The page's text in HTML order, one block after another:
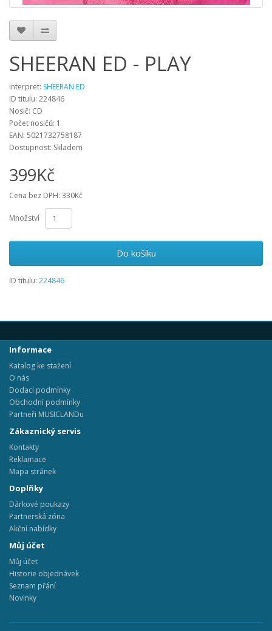
SHEERAN ED - PLAY
Interpret: SHEERAN ED
ID titulu: 224846
Nosič: CD
Počet nosičů: 1
EAN: 5021732758187
Dostupnost: Skladem
399Kč
Cena bez DPH: 330Kč
Množství
Do košíku
ID titulu: 224846
Informace
Katalog ke stažení
O nás
Dodací podmínky
Obchodní podmínky
Partneři MUSICLANDu
Zákaznický servis
Kontakty
Reklamace
Mapa stránek
Doplňky
Dárkové poukazy
Partnerská zóna
Akční nabídky
Můj účet
Můj účet
Historie objednávek
Seznam přání
Novinky